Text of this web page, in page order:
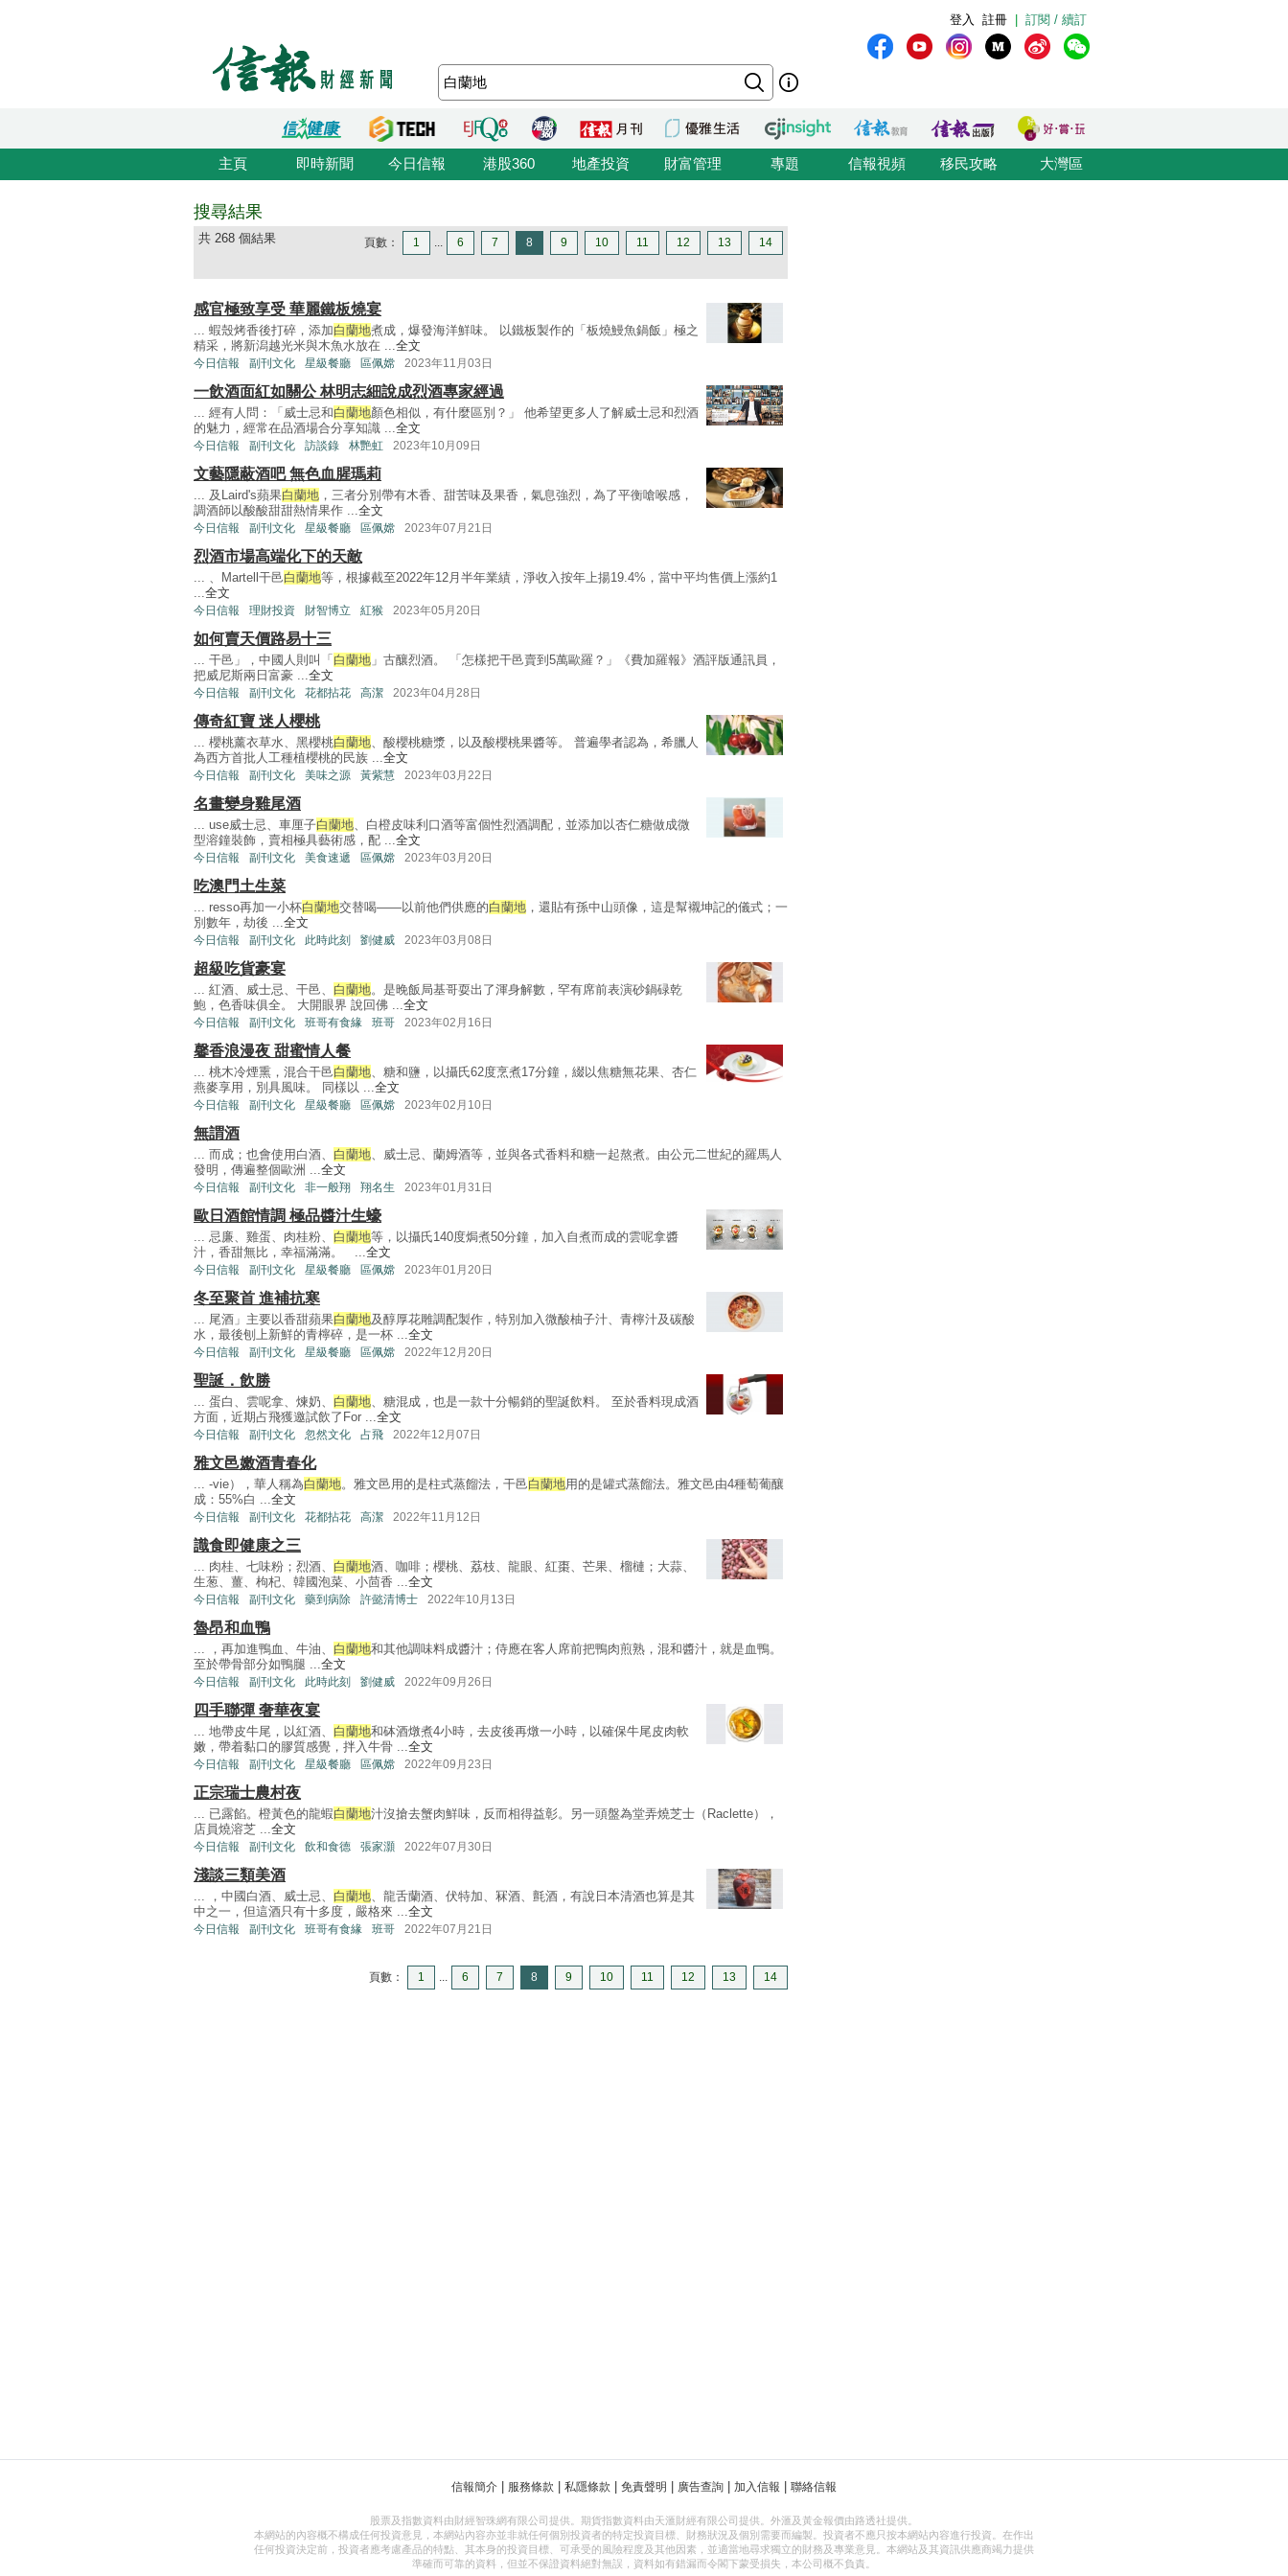
訂閱 / 續訂
註冊
登入
主頁 即時新聞 今日信報 港股360 地產投資 財富管理 專題 信報視頻 移民攻略 大灣區
搜尋結果
共 268 個結果 頁數： 1 ... 6 7 8 9 10 11 12 13 14
感官極致享受 華麗鐵板燒宴
... 蝦殼烤香後打碎，添加白蘭地煮成，爆發海洋鮮味。 以鐵板製作的「板燒鰻魚鍋飯」極之
精采，將新潟越光米與木魚水放在 ...全文
今日信報 副刊文化 星級餐廳 區佩嫦 2023年11月03日
一飲酒面紅如關公 林明志細說成烈酒專家經過
... 經有人問：「威士忌和白蘭地顏色相似，有什麼區別？」 他希望更多人了解威士忌和烈酒
的魅力，經常在品酒場合分享知識 ...全文
今日信報 副刊文化 訪談錄 林艷虹 2023年10月09日
文藝隱蔽酒吧 無色血腥瑪莉
... 及Laird's蘋果白蘭地 ，三者分別帶有木香、甜苦味及果香，氣息強烈，為了平衡嗆喉感，
調酒師以酸酸甜甜熱情果作 ...全文
今日信報 副刊文化 星級餐廳 區佩嫦 2023年07月21日
烈酒市場高端化下的天敵
... 、Martell干邑白蘭地等，根據截至2022年12月半年業績，淨收入按年上揚19.4%，當中平均售價上漲約1
...全文
今日信報 理財投資 財智博立 紅猴 2023年05月20日
如何賣天價路易十三
... 干邑」，中國人則叫「 白蘭地 」古釀烈酒。 「怎樣把干邑賣到5萬歐羅？」《費加羅報》酒評版通訊員，
把威尼斯兩日富豪 ...全文
今日信報 副刊文化 花都拈花 高潔 2023年04月28日
傳奇紅寶 迷人櫻桃
... 櫻桃薰衣草水、黑櫻桃白蘭地、酸櫻桃糖漿，以及酸櫻桃果醬等。 普遍學者認為，希臘人
為西方首批人工種植櫻桃的民族 ...全文
今日信報 副刊文化 美味之源 黃紫慧 2023年03月22日
名畫變身雞尾酒
... use威士忌、車厘子白蘭地、白橙皮味利口酒等富個性烈酒調配，並添加以杏仁糖做成微
型溶鐘裝飾，賣相極具藝術感，配 ...全文
今日信報 副刊文化 美食速遞 區佩嫦 2023年03月20日
吃澳門土生菜
... resso再加一小杯白蘭地交替喝——以前他們供應的白蘭地 ，還貼有孫中山頭像，這是幫襯坤記的儀式；一
別數年，劫後 ...全文
今日信報 副刊文化 此時此刻 劉健威 2023年03月08日
超級吃貨豪宴
... 紅酒、威士忌、干邑、 白蘭地。是晚飯局基哥耍出了渾身解數，罕有席前表演砂鍋碌乾
鮑，色香味俱全。 大開眼界 說回佛 ...全文
今日信報 副刊文化 班哥有食緣 班哥 2023年02月16日
馨香浪漫夜 甜蜜情人餐
... 桃木冷煙熏，混合干邑白蘭地、糖和鹽，以攝氏62度烹煮17分鐘，綴以焦糖無花果、杏仁
燕麥享用，別具風味。 同樣以 ...全文
今日信報 副刊文化 星級餐廳 區佩嫦 2023年02月10日
無謂酒
... 而成；也會使用白酒、 白蘭地、威士忌、蘭姆酒等，並與各式香料和糖一起熬煮。由公元二世紀的羅馬人
發明，傳遍整個歐洲 ...全文
今日信報 副刊文化 非一般翔 翔名生 2023年01月31日
歐日酒館情調 極品醬汁生蠔
... 忌廉、雞蛋、肉桂粉、 白蘭地等，以攝氏140度焗煮50分鐘，加入自煮而成的雲呢拿醬
汁，香甜無比，幸福滿滿。 ...全文
今日信報 副刊文化 星級餐廳 區佩嫦 2023年01月20日
冬至聚首 進補抗寒
... 尾酒」主要以香甜蘋果白蘭地及醇厚花雕調配製作，特別加入微酸柚子汁、青檸汁及碳酸
水，最後刨上新鮮的青檸碎，是一杯 ...全文
今日信報 副刊文化 星級餐廳 區佩嫦 2022年12月20日
聖誕．飲勝
... 蛋白、雲呢拿、煉奶、 白蘭地、糖混成，也是一款十分暢銷的聖誕飲料。 至於香料現成酒
方面，近期占飛獲邀試飲了For ...全文
今日信報 副刊文化 忽然文化 占飛 2022年12月07日
雅文邑嫩酒青春化
... -vie），華人稱為白蘭地。雅文邑用的是柱式蒸餾法，干邑白蘭地用的是罐式蒸餾法。雅文邑由4種萄葡釀
成：55%白 ...全文
今日信報 副刊文化 花都拈花 高潔 2022年11月12日
識食即健康之三
... 肉桂、七味粉；烈酒、 白蘭地酒、咖啡；櫻桃、荔枝、龍眼、紅棗、芒果、榴槤；大蒜、
生葱、薑、枸杞、韓國泡菜、小茴香 ...全文
今日信報 副刊文化 藥到病除 許懿清博士 2022年10月13日
魯昂和血鴨
... ，再加進鴨血、牛油、 白蘭地和其他調味料成醬汁；侍應在客人席前把鴨肉煎熟，混和醬汁，就是血鴨。
至於帶骨部分如鴨腿 ...全文
今日信報 副刊文化 此時此刻 劉健威 2022年09月26日
四手聯彈 奢華夜宴
... 地帶皮牛尾，以紅酒、 白蘭地和砵酒燉煮4小時，去皮後再燉一小時，以確保牛尾皮肉軟
嫩，帶着黏口的膠質感覺，拌入牛骨 ...全文
今日信報 副刊文化 星級餐廳 區佩嫦 2022年09月23日
正宗瑞士農村夜
... 已露餡。橙黃色的龍蝦白蘭地汁沒搶去蟹肉鮮味，反而相得益彰。另一頭盤為堂弄燒芝士（Raclette），
店員燒溶芝 ...全文
今日信報 副刊文化 飲和食德 張家灝 2022年07月30日
淺談三類美酒
... ，中國白酒、威士忌、 白蘭地、龍舌蘭酒、伏特加、冧酒、氈酒，有說日本清酒也算是其
中之一，但這酒只有十多度，嚴格來 ...全文
今日信報 副刊文化 班哥有食緣 班哥 2022年07月21日
頁數： 1 ... 6 7 8 9 10 11 12 13 14
信報簡介 服務條款 私隱條款 免責聲明 廣告查詢 加入信報 聯絡信報
股票及指數資料由財經智珠網有限公司提供。期貨指數資料由天滙財經有限公司提供。外滙及黃金報價由路透社提供。
本網站的內容概不構成任何投資意見，本網站內容亦並非就任何個別投資者的特定投資目標、財務狀況及個別需要而編製。投資者不應只按本網站內容進行投資。在作出
任何投資決定前，投資者應考慮產品的特點、其本身的投資目標、可承受的風險程度及其他因素，並適當地尋求獨立的財務及專業意見。本網站及其資訊供應商竭力提供
準確而可靠的資料，但並不保證資料絕對無誤，資料如有錯漏而令閣下蒙受損失，本公司概不負責。